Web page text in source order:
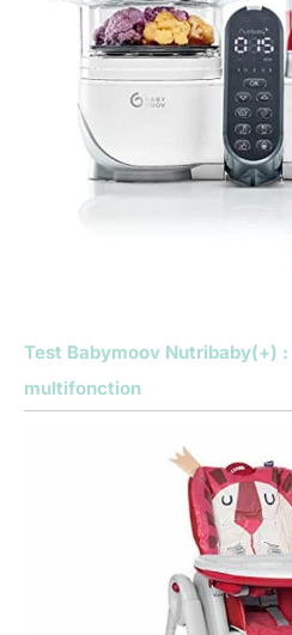
Test Babymoov Nutribaby(+)
multifonction